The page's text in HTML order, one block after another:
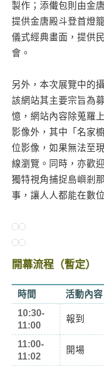
製作；添儎包則由金
提供金唐殿斗登首燈
儀式經典畫面，提供
會。
另外，本次展覽中的
該網站其主要宗旨為
憶，網站內容除蒐羅
影像外，其中「名家
位影像，如果無法至
線瀏覽。同時，亦歡
獨特視角捕捉島嶼剎
事，讓人人都能在數
開幕流程（暫定）
時間 活動內容
10:30-
11:00
報到
11:00-
11:02
開場